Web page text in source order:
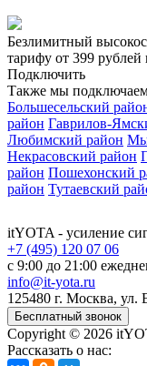
Безлимитный
тарифу от 399 рублей
Подключить
Также мы
Большесельский
район Гаврилов-
Любимский район
Некрасовский район
район Пошехонский
район Тутаевский
itYOTA - усиление
+7 (495) 120 07 06
с 9:00 до 21:00
info@it-yota.ru
125480 г. Москва, ул.
Бесплатный звонок
Copyright © 2026
Рассказать о нас: